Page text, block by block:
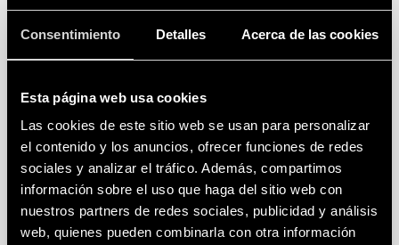
Consentimiento Detalles Acerca de las cookies
Esta página web usa cookies
Las cookies de este sitio web se usan para personalizar
el contenido y los anuncios, ofrecer funciones de redes
sociales y analizar el tráfico. Además, compartimos
información sobre el uso que haga del sitio web con
nuestros partners de redes sociales, publicidad y análisis
web, quienes pueden combinarla con otra información
CONTACTANOS